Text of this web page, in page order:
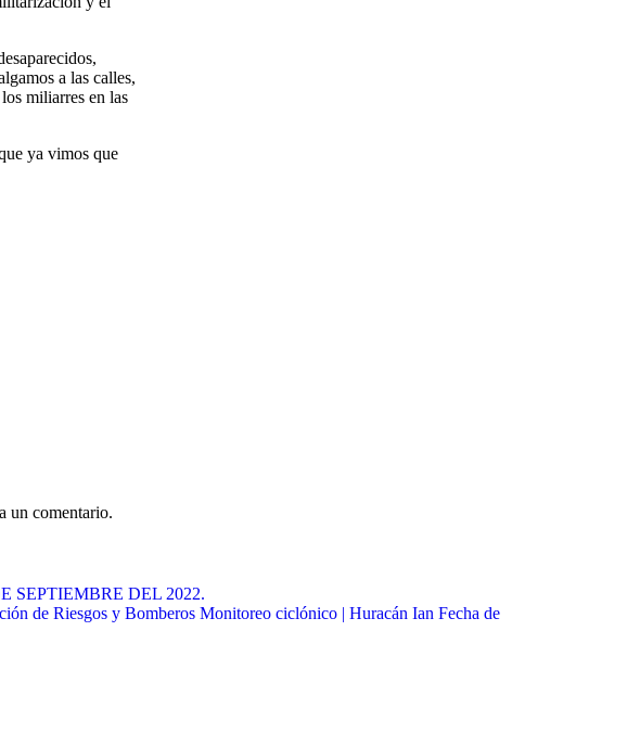
a las calles,
miliarres en las
ya vimos que
un comentario.
SEPTIEMBRE DEL 2022.
de Riesgos y Bomberos Monitoreo ciclónico | Huracán Ian Fecha de